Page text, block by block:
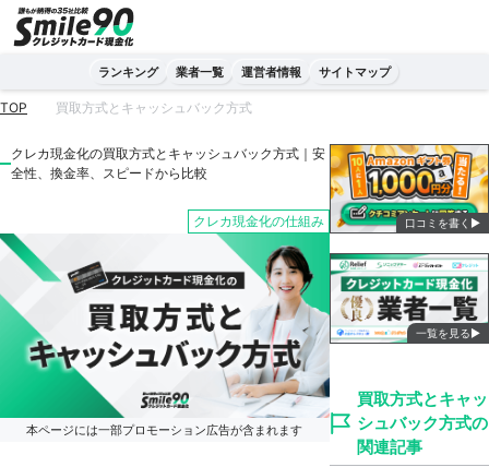
ランキング 業者一覧 運営者情報 サイトマップ
TOP 買取方式とキャッシュバック方式
クレカ現金化の買取方式とキャッシュバック方式｜安
全性、換金率、スピードから比較
クレカ現金化の仕組み
本ページには一部プロモーション広告が含まれます
口コミを書く▶
一覧を見る▶
買取方式とキャッ
シュバック方式の
関連記事